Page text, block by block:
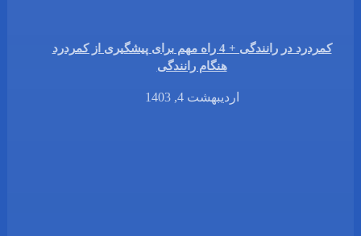
کمردرد در رانندگی + 4 راه مهم برای پیشگیری از کمردرد
هنگام رانندگی
اردیبهشت 4, 1403